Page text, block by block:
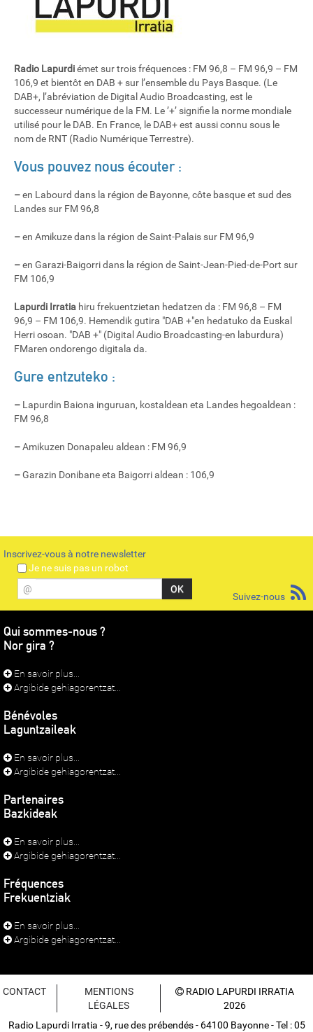
Radio Lapurdiémet sur trois fréquences : FM 96,8 – FM 96,9 – FM
106,9 et bientôt en DAB + sur l’ensemble du Pays Basque. (Le
DAB+, l’abréviation de Digital Audio Broadcasting, est le
successeur numérique de la FM. Le ’+’ signifie la norme mondiale
utilisé pour le DAB. En France, le DAB+ est aussi connu sous le
nom de RNT (Radio Numérique Terrestre).
Vous pouvez nous écouter :
–en Labourd dans la région de Bayonne, côte basque et sud des
Landes sur FM 96,8
–en Amikuze dans la région de Saint-Palais sur FM 96,9
–en Garazi-Baigorri dans la région de Saint-Jean-Pied-de-Port sur
FM 106,9
Lapurdi Irratia hiru frekuentzietan hedatzen da : FM 96,8 – FM
96,9 – FM 106,9. Hemendik gutira "DAB +"en hedatuko da Euskal
Herri osoan. "DAB +" (Digital Audio Broadcasting-en laburdura)
FMaren ondorengo digitala da.
Gure entzuteko :
– Lapurdin Baiona inguruan, kostaldean eta Landes hegoaldean :
FM 96,8
–Amikuzen Donapaleu aldean : FM 96,9
–Garazin Donibane eta Baigorri aldean : 106,9
Inscrivez-vous à notre newsletter
Je ne suis pas un robot
@
Suivez-nous
Qui sommes-nous ?
Nor gira ?
En savoir plus...
Argibide gehiagorentzat...
Bénévoles
Laguntzaileak
En savoir plus...
Argibide gehiagorentzat...
Partenaires
Bazkideak
En savoir plus...
Argibide gehiagorentzat...
Fréquences
Frekuentziak
En savoir plus...
Argibide gehiagorentzat...
CONTACT
MENTIONS
LÉGALES
RADIO LAPURDI IRRATIA
2026
Radio Lapurdi Irratia - 9, rue des prébendés - 64100 Bayonne - Tel : 05